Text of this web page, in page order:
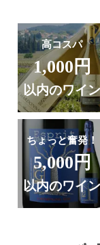
高コスパ
1,000円
以内のワイン
ちょっと奮発！
5,000円
以内のワイ